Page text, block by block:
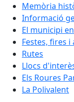
Memòria
Informació
El municipi
Festes, fires i
Rutes
Llocs
Els Roures
La Polivalent